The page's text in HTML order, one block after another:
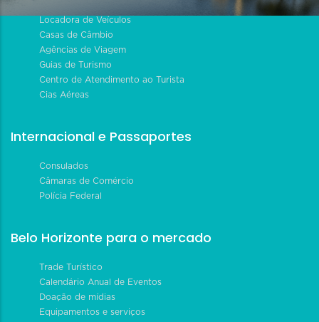
Locadora de Veículos
Casas de Câmbio
Agências de Viagem
Guias de Turismo
Centro de Atendimento ao Turista
Cias Aéreas
Internacional e Passaportes
Consulados
Câmaras de Comércio
Polícia Federal
Belo Horizonte para o mercado
Trade Turístico
Calendário Anual de Eventos
Doação de mídias
Equipamentos e serviços